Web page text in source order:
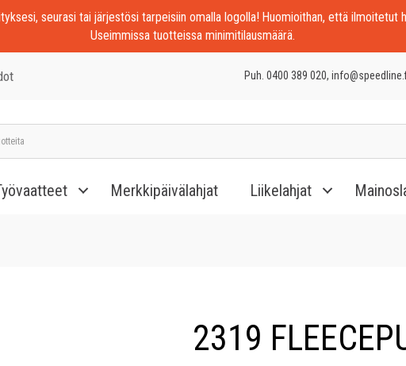
seurasi tai järjestösi tarpeisiin omalla logolla! Huomioithan, että ilmoitetut
Useimmissa tuotteissa minimitilausmäärä.
Puh. 0400 389 020,
Merkkipäivälahjat Liikelahjat
2319